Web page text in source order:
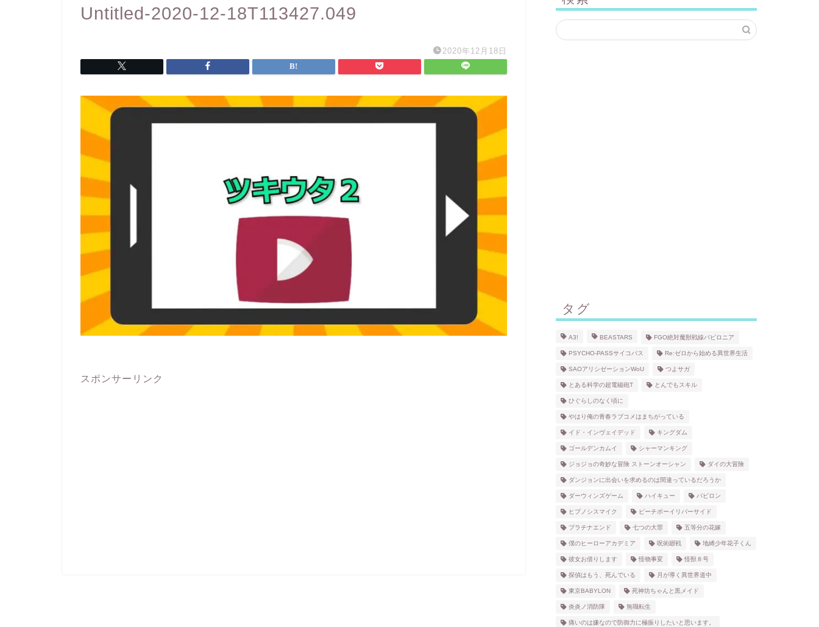
Untitled-2020-12-18T113427.049
2020年12月18日
スポンサーリンク
タグ
A3! BEASTARS FGO絶対魔獣戦線バビロニア
PSYCHO-PASSサイコパス Re:ゼロから始める異世界生活
SAOアリシゼーションWoU つよサガ
とある科学の超電磁砲T とんでもスキル
ひぐらしのなく頃に
やはり俺の青春ラブコメはまちがっている
イド・インヴェイデッド キングダム
ゴールデンカムイ シャーマンキング
ジョジョの奇妙な冒険 ストーンオーシャン ダイの大冒険
ダンジョンに出会いを求めるのは間違っているだろうか
ダーウィンズゲーム ハイキュー バビロン
ヒプノシスマイク ピーチボーイリバーサイド
プラチナエンド 七つの大罪 五等分の花嫁
僕のヒーローアカデミア 呪術廻戦 地縛少年花子くん
彼女お借りします 怪物事変 怪獣８号
探偵はもう、死んでいる 月が導く異世界道中
東京BABYLON 死神坊ちゃんと黒メイド
炎炎ノ消防隊 無職転生
痛いのは嫌なので防御力に極振りしたいと思います。